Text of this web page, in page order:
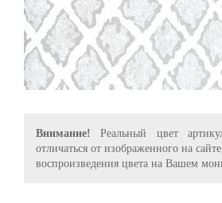
Внимание! Реальный цвет
отличаться от изображенного на
воспроизведения цвета на Вашем